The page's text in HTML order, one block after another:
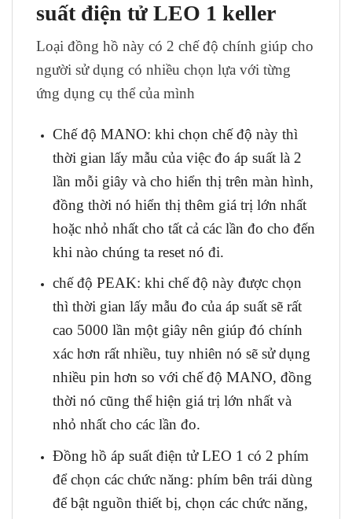
suất điện tử LEO 1 keller
Loại đồng hồ này có 2 chế độ chính giúp cho
người sử dụng có nhiều chọn lựa với từng
ứng dụng cụ thể của mình
Chế độ MANO: khi chọn chế độ này thì
thời gian lấy mẫu của việc đo áp suất là 2
lần mỗi giây và cho hiển thị trên màn hình,
đồng thời nó hiển thị thêm giá trị lớn nhất
hoặc nhỏ nhất cho tất cả các lần đo cho đến
khi nào chúng ta reset nó đi.
chế độ PEAK: khi chế độ này được chọn
thì thời gian lấy mẫu đo của áp suất sẽ rất
cao 5000 lần một giây nên giúp đó chính
xác hơn rất nhiều, tuy nhiên nó sẽ sử dụng
nhiều pin hơn so với chế độ MANO, đồng
thời nó cũng thể hiện giá trị lớn nhất và
nhỏ nhất cho các lần đo.
Đồng hồ áp suất điện tử LEO 1 có 2 phím
để chọn các chức năng: phím bên trái dùng
để bật nguồn thiết bị, chọn các chức năng,